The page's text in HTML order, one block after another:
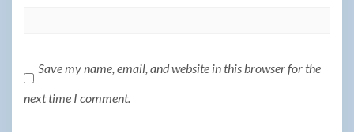
Save my name, email, and website in this browser for the
next time I comment.